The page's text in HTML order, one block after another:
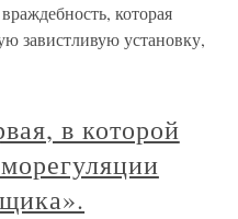
которая
завистливую установку,
в которой